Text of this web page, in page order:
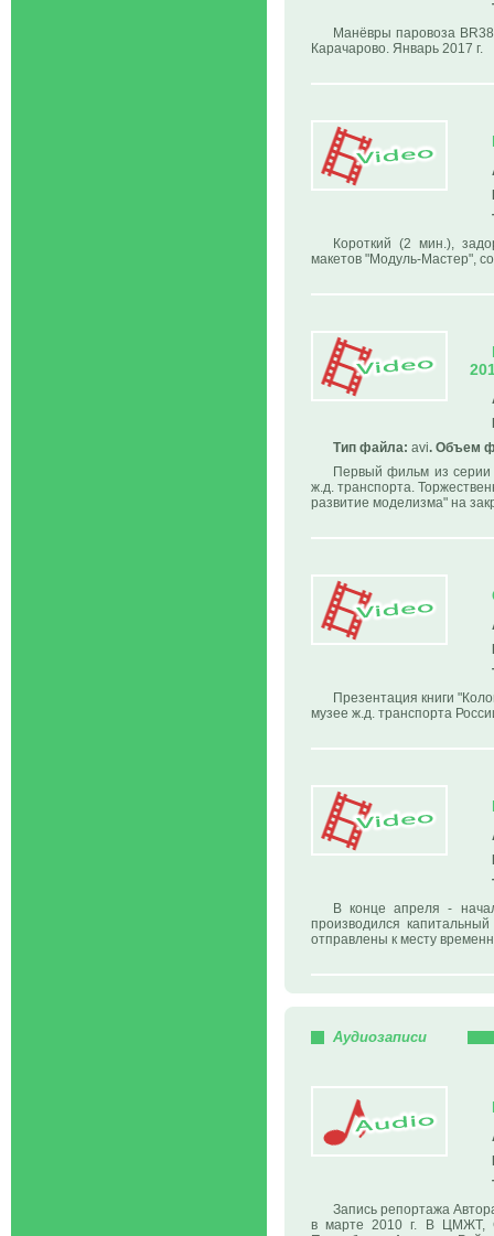
Манёвры паровоза
Карачарово. Январь 2017 г.
Короткий (2 мин.),
макетов "Модуль-Мастер",
Тип файла: avi. Объем
Первый фильм из
ж.д. транспорта.
развитие моделизма" на
Презентация книги
музее ж.д. транспорта
В конце апреля -
производился
отправлены к месту
Аудиозаписи
Запись репортажа
в марте 2010 г. В ЦМЖТ,